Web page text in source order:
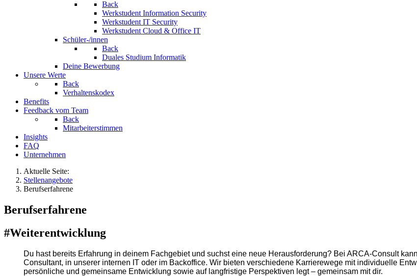
Back
Werkstudent Information Security
Werkstudent IT Security
Werkstudent Cloud & Office IT
Schüler-/innen
Back
Duales Studium Informatik
Deine Bewerbung
Unsere Werte
Back
Verhaltenskodex
Benefits
Feedback vom Team
Back
Mitarbeiterstimmen
Insights
FAQ
Unternehmen
Aktuelle Seite:
Stellenangebote
Berufserfahrene
Berufserfahrene
#Weiterentwicklung
Du hast bereits Erfahrung in deinem Fachgebiet und suchst eine neue Herausforderung? Bei ARCA-Consult
Consultant, in unserer internen IT oder im Backoffice. Wir bieten verschiedene Karrierewege mit individuelle
persönliche und gemeinsame Entwicklung sowie auf langfristige Perspektiven legt – gemeinsam mit dir.